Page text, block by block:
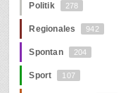
Politik 278
Regionales 942
Spontan 204
Sport 107